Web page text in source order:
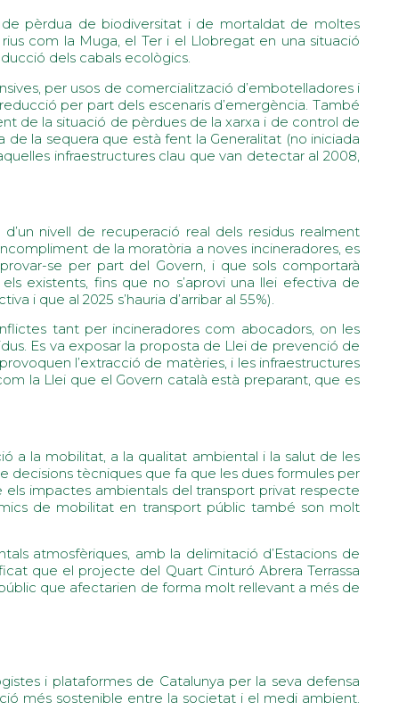
pèrdua de biodiversitat i de mortaldat de moltes
com la Muga, el Ter i el Llobregat en una situació
dels cabals ecològics.
per usos de comercialització d’embotelladores i
per part dels escenaris d’emergència. També
de la situació de pèrdues de la xarxa i de control de
de la sequera que està fent la Generalitat (no iniciada
infraestructures clau que van detectar al 2008,
nivell de recuperació real dels residus realment
de la moratòria a noves incineradores, es
se per part del Govern, i que sols comportarà
existents, fins que no s’aprovi una llei efectiva de
i que al 2025 s’hauria d’arribar al 55%).
tant per incineradores com abocadors, on les
Es va exposar la proposta de Llei de prevenció de
l’extracció de matèries, i les infraestructures
la Llei que el Govern català està preparant, que es
a la mobilitat, a la qualitat ambiental i la salut de les
decisions tècniques que fa que les dues formules per
els impactes ambientals del transport privat respecte
de mobilitat en transport públic també son molt
atmosfèriques, amb la delimitació d’Estacions de
que el projecte del Quart Cinturó Abrera Terrassa
que afectarien de forma molt rellevant a més de
i plataformes de Catalunya per la seva defensa
més sostenible entre la societat i el medi ambient.